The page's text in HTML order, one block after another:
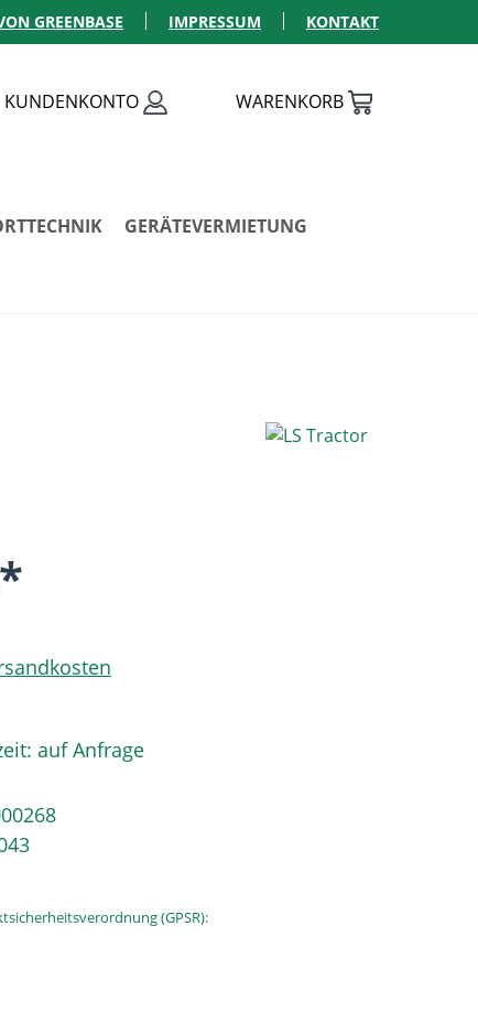
GREENBASE IMPRESSUM KONTAKT
KUNDENKONTO WARENKORB
GERÄTEVERMIETUNG
auf Anfrage
(GPSR):